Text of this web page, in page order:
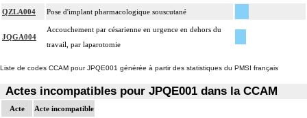
QZLA004 Pose d'implant pharmacologique souscutané
JQGA004
Accouchement par césarienne en urgence en dehors du
travail, par laparotomie
Liste de codes CCAM pour JPQE001 générée à partir des statistiques du PMSI français
Actes incompatibles pour JPQE001 dans la CCAM
Acte Acte incompatible